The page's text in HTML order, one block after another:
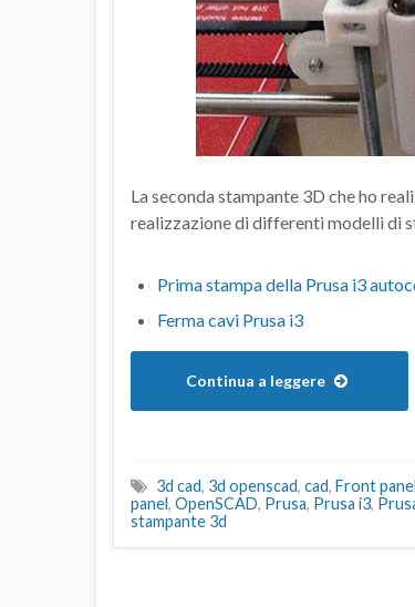
La seconda stampante 3D che ho
realizzazione di differenti modelli di
Prima stampa della Prusa i3
Ferma cavi Prusa i3
Continua a leggere
3d cad, 3d openscad, cad, Front panel
panel, OpenSCAD, Prusa, Prusa i3,
stampante 3d